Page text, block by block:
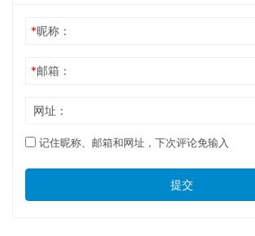
*昵称：
*邮箱：
网址：
记住昵称、邮箱和网址，下次评论免输入
提交